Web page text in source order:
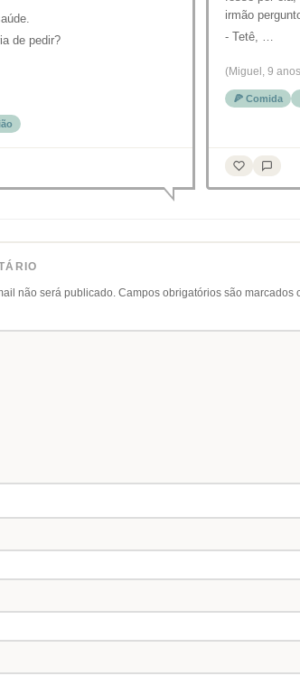
de pedir?
irmão
- Tetê, …
(Miguel, 9
🍕 Comida
não será publicado. Campos obrigatórios são marcados